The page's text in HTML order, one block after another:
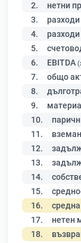
2. нетни
3.
4.
5.
6. EBITDA
7. общо
8.
9.
10.
11.
12.
13.
14.
15.
16.
17. нетен
18.